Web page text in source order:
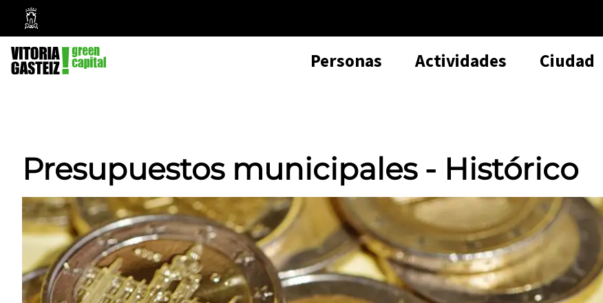
Ayuntamiento
Vitoria-
Gasteiz
Personas Actividades Ciudad
Presupuestos municipales - Histórico